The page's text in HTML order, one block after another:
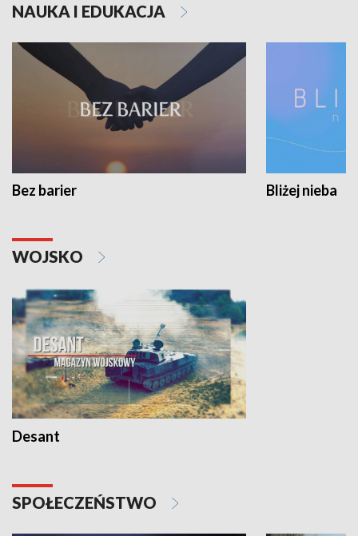
NAUKA I EDUKACJA
Bez barier Bliżej nieba
WOJSKO
Desant
SPOŁECZEŃSTWO